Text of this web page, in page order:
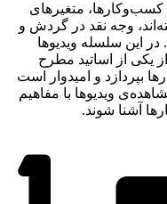
متغیرهای
وجه نقد در گردش و
این سلسله ویدیوها
یکی از اساتید مطرح
بپردازد و امیدوار است
ویدیوها با مفاهیم
آشنا شوند.